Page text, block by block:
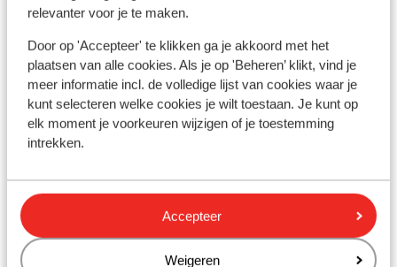
relevanter voor je te maken.
Door op 'Accepteer' te klikken ga je akkoord met het
plaatsen van alle cookies. Als je op 'Beheren’ klikt, vind je
meer informatie incl. de volledige lijst van cookies waar je
kunt selecteren welke cookies je wilt toestaan. Je kunt op
elk moment je voorkeuren wijzigen of je toestemming
intrekken.
Accepteer
Weigeren
In de buurt
Centrum: 800 m
(Mini)supermarkt: 50 m
Restaurant: 30 m
Andere accommodaties in Costa
Blanca